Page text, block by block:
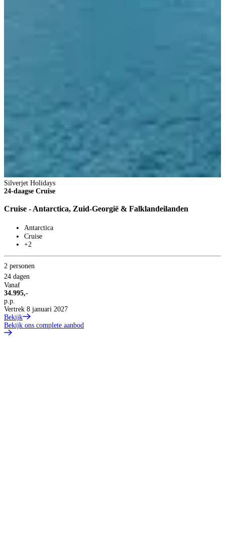
Silverjet Holidays
24-daagse Cruise
Cruise - Antarctica, Zuid-Georgië & Falklandeilanden
Antarctica
Cruise
+2
2 personen
24 dagen
Vanaf
34.995,-
p.p.
Vertrek 8 januari 2027
Bekijk
Bekijk ons complete aanbod